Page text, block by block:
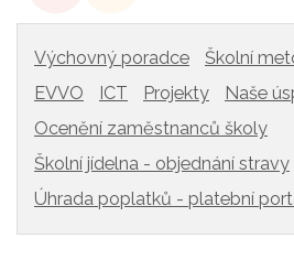
Výchovný poradce
Školní
EVVO
ICT Projekty
Naše
Ocenění zaměstnanců školy
Školní jídelna - objednání stravy
Úhrada poplatků - platební